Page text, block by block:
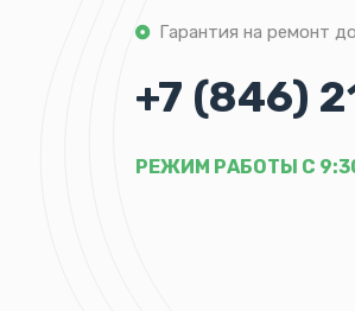
Гарантия на ремонт
+7 (846)
РЕЖИМ РАБОТЫ С